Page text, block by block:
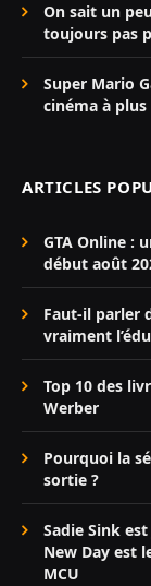
On sait un
toujours pas
Super Mario
cinéma à
ARTICLES
GTA Online :
début août
Faut-il parler
vraiment
Top 10 des
Werber
Pourquoi la
sortie ?
Sadie Sink
New Day est
MCU